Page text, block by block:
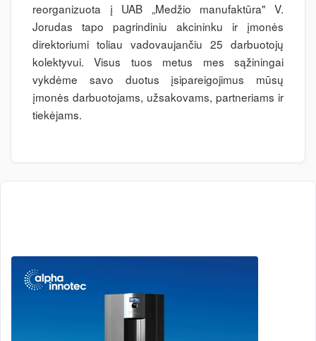
reorganizuota į UAB „Medžio manufaktūra" V.
Jorudas tapo pagrindiniu akcininku ir įmonės
direktoriumi toliau vadovaujančiu 25 darbuotojų
kolektyvui. Visus tuos metus mes sąžiningai
vykdėme savo duotus įsipareigojimus mūsų
įmonės darbuotojams, užsakovams, partneriams ir
tiekėjams.